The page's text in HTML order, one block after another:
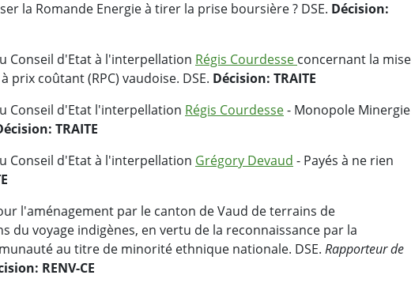
la Romande Energie à tirer la prise boursière ? DSE. Décision:
Conseil d'Etat à l'interpellation Régis Courdesse concernant la mise
coûtant (RPC) vaudoise. DSE. Décision: TRAITE
Conseil d'Etat l'interpellation Régis Courdesse- Monopole Minergie
TRAITE
Conseil d'Etat à l'interpellation Grégory Devaud - Payés à ne rien
l'aménagement par le canton de Vaud de terrains de
du voyage indigènes, en vertu de la reconnaissance par la
au titre de minorité ethnique nationale. DSE. Rapporteur de
RENV-CE